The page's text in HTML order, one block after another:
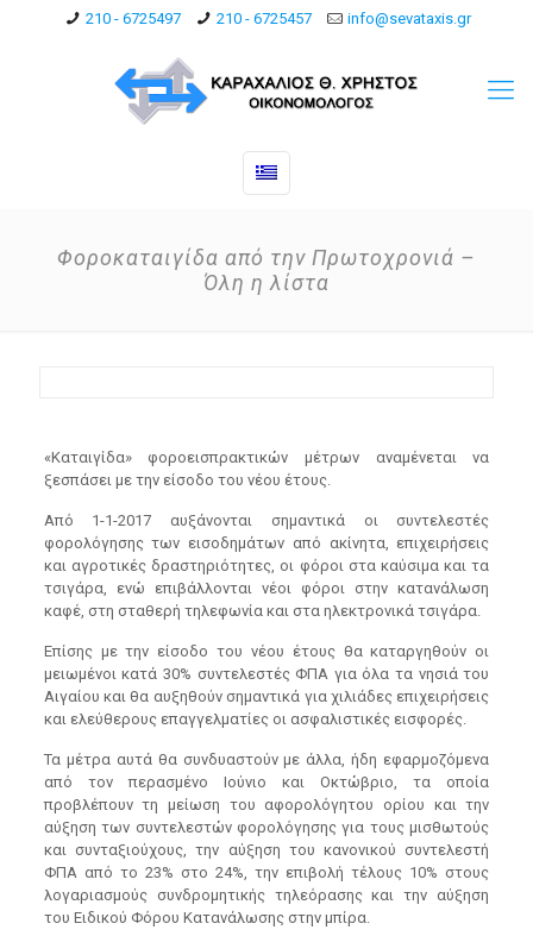
210 - 6725497 210 - 6725457 info@sevataxis.gr
Φοροκαταιγίδα από την Πρωτοχρονιά –
Όλη η λίστα
«Καταιγίδα» φοροεισπρακτικών μέτρων αναμένεται να
ξεσπάσει με την είσοδο του νέου έτους.
Από 1-1-2017 αυξάνονται σημαντικά οι συντελεστές
φορολόγησης των εισοδημάτων από ακίνητα, επιχειρήσεις
και αγροτικές δραστηριότητες, οι φόροι στα καύσιμα και τα
τσιγάρα, ενώ επιβάλλονται νέοι φόροι στην κατανάλωση
καφέ, στη σταθερή τηλεφωνία και στα ηλεκτρονικά τσιγάρα.
Επίσης με την είσοδο του νέου έτους θα καταργηθούν οι
μειωμένοι κατά 30% συντελεστές ΦΠΑ για όλα τα νησιά του
Αιγαίου και θα αυξηθούν σημαντικά για χιλιάδες επιχειρήσεις
και ελεύθερους επαγγελματίες οι ασφαλιστικές εισφορές.
Τα μέτρα αυτά θα συνδυαστούν με άλλα, ήδη εφαρμοζόμενα
από τον περασμένο Ιούνιο και Οκτώβριο, τα οποία
προβλέπουν τη μείωση του αφορολόγητου ορίου και την
αύξηση των συντελεστών φορολόγησης για τους μισθωτούς
και συνταξιούχους, την αύξηση του κανονικού συντελεστή
ΦΠΑ από το 23% στο 24%, την επιβολή τέλους 10% στους
λογαριασμούς συνδρομητικής τηλεόρασης και την αύξηση
του Ειδικού Φόρου Κατανάλωσης στην μπίρα.